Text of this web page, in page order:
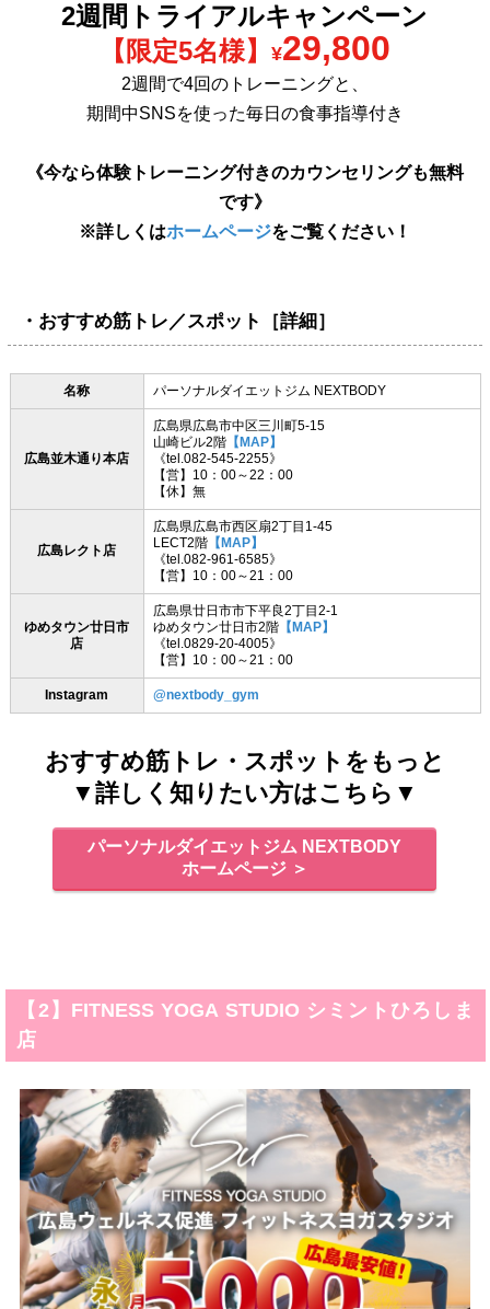
2週間トライアルキャンペーン
【限定5名様】
¥29,800
2週間で4回のトレーニングと、
期間中SNSを使った毎日の食事指導付き
《今なら体験トレーニング付きのカウンセリングも無料
です》
※詳しくはホームページをご覧ください！
・おすすめ筋トレ／スポット［詳細］
名称 パーソナルダイエットジム NEXTBODY
広島並木通り本店
広島県広島市中区三川町5-15
山崎ビル2階 【MAP】
《tel.082-545-2255》
【営】10：00～22：00
【休】無
広島レクト店
広島県広島市西区扇2丁目1-45
LECT2階 【MAP】
《tel.082-961-6585》
【営】10：00～21：00
ゆめタウン廿日市
店
広島県廿日市市下平良2丁目2-1
ゆめタウン廿日市2階 【MAP】
《tel.0829-20-4005》
【営】10：00～21：00
Instagram @nextbody_gym
おすすめ筋トレ・スポットをもっと
▼詳しく知りたい方はこちら▼
パーソナルダイエットジム NEXTBODY
ホームページ ＞
【2】FITNESS YOGA STUDIO シミントひろしま
店